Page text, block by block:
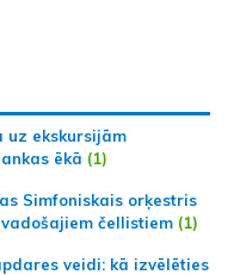
uz ekskursijām
ēkā (1)
Simfoniskais orķestris
čellistiem (1)
veidi: kā izvēlēties